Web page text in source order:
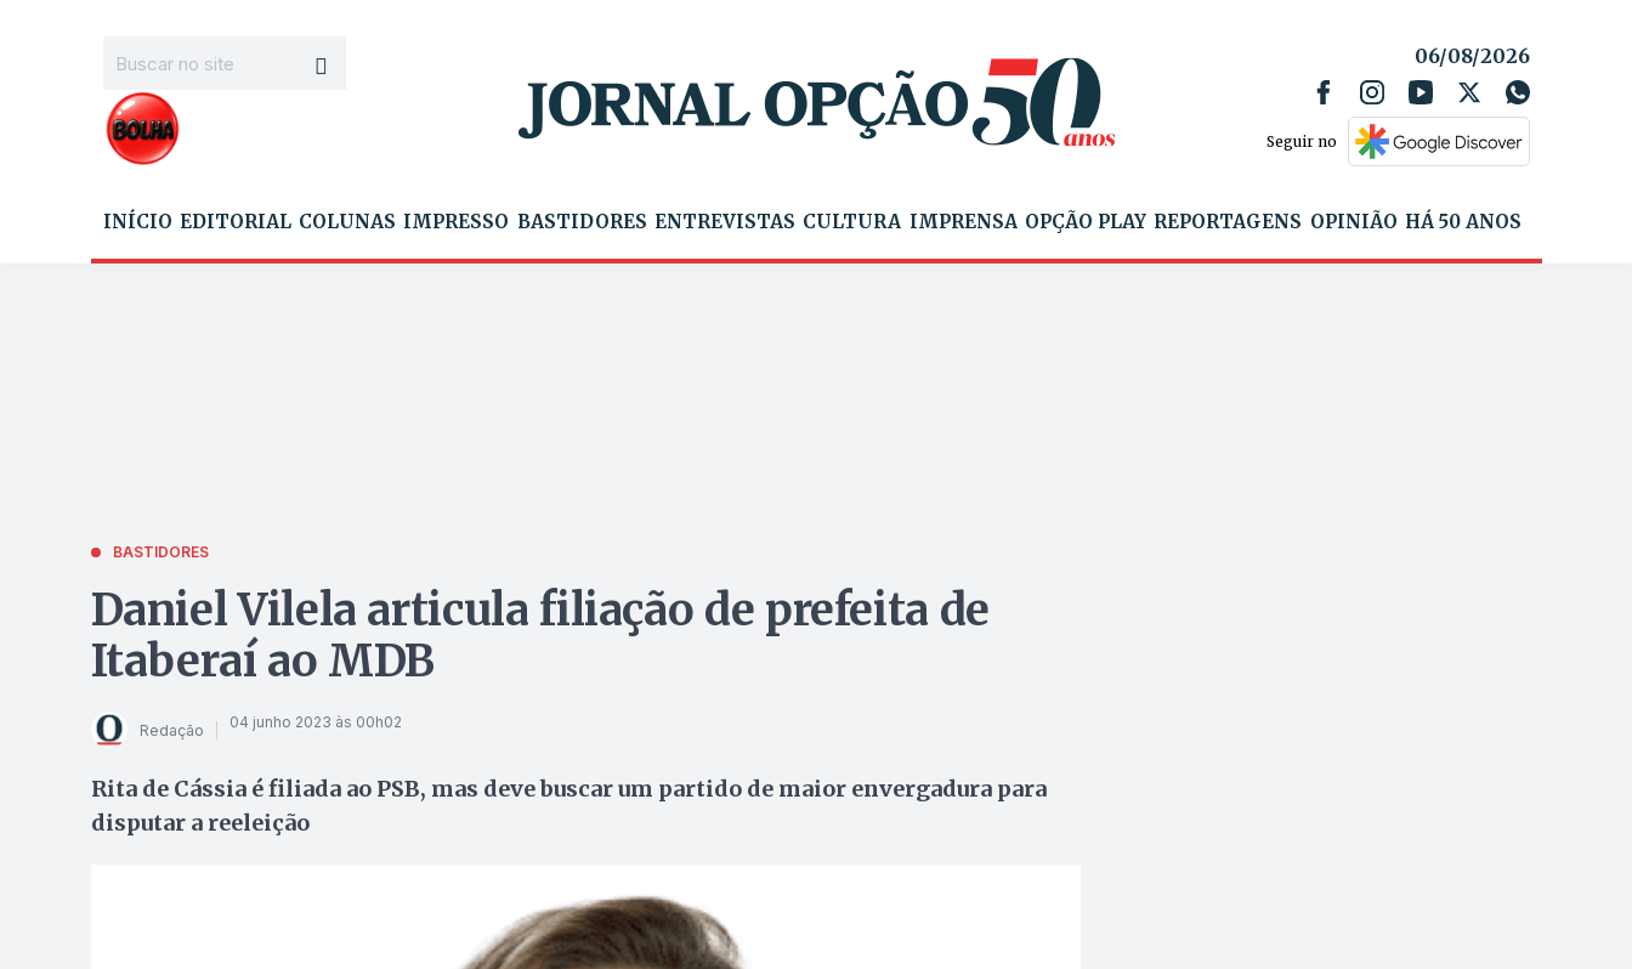
06/08/2026
Seguir no
INÍCIO EDITORIAL COLUNAS IMPRESSO BASTIDORES ENTREVISTAS CULTURA IMPRENSA OPÇÃO PLAY REPORTAGENS OPINIÃO HÁ 50 ANOS
BASTIDORES
Daniel Vilela articula filiação de prefeita de
Itaberaí ao MDB
Redação 04 junho 2023 às 00h02
Rita de Cássia é filiada ao PSB, mas deve buscar um partido de maior envergadura para
disputar a reeleição